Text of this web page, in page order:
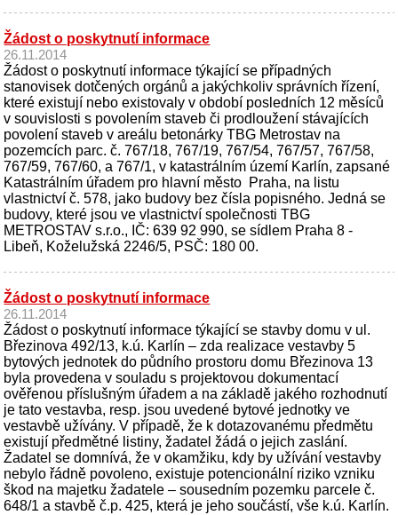
Žádost o poskytnutí informace
26.11.2014
Žádost o poskytnutí informace týkající se případných
stanovisek dotčených orgánů a jakýchkoliv správních řízení,
které existují nebo existovaly v období posledních 12 měsíců
v souvislosti s povolením staveb či prodloužení stávajících
povolení staveb v areálu betonárky TBG Metrostav na
pozemcích parc. č. 767/18, 767/19, 767/54, 767/57, 767/58,
767/59, 767/60, a 767/1, v katastrálním území Karlín, zapsané
Katastrálním úřadem pro hlavní město Praha, na listu
vlastnictví č. 578, jako budovy bez čísla popisného. Jedná se
budovy, které jsou ve vlastnictví společnosti TBG
METROSTAV s.r.o., IČ: 639 92 990, se sídlem Praha 8 -
Libeň, Koželužská 2246/5, PSČ: 180 00.
Žádost o poskytnutí informace
26.11.2014
Žádost o poskytnutí informace týkající se stavby domu v ul.
Březinova 492/13, k.ú. Karlín – zda realizace vestavby 5
bytových jednotek do půdního prostoru domu Březinova 13
byla provedena v souladu s projektovou dokumentací
ověřenou příslušným úřadem a na základě jakého rozhodnutí
je tato vestavba, resp. jsou uvedené bytové jednotky ve
vestavbě užívány. V případě, že k dotazovanému předmětu
existují předmětné listiny, žadatel žádá o jejich zaslání.
Žadatel se domnívá, že v okamžiku, kdy by užívání vestavby
nebylo řádně povoleno, existuje potencionální riziko vzniku
škod na majetku žadatele – sousedním pozemku parcele č.
648/1 a stavbě č.p. 425, která je jeho součástí, vše k.ú. Karlín.